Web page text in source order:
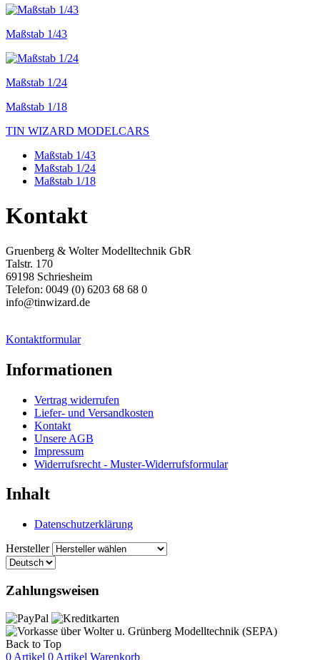
Maßstab 1/43
Maßstab 1/24
Maßstab 1/18
TIN WIZARD MODELCARS
Maßstab 1/43
Maßstab 1/24
Maßstab 1/18
Kontakt
Gruenberg & Wolter Modelltechnik GbR
Talstr. 170
69198 Schriesheim
Telefon: 0049 (0) 6203 68 68 0
info@tinwizard.de
Kontaktformular
Informationen
Vertrag widerrufen
Liefer- und Versandkosten
Kontakt
Unsere AGB
Impressum
Widerrufsrecht - Muster-Widerrufsformular
Inhalt
Datenschutzerklärung
Hersteller
Zahlungsweisen
Back to Top
0 Artikel 0 Artikel Warenkorb